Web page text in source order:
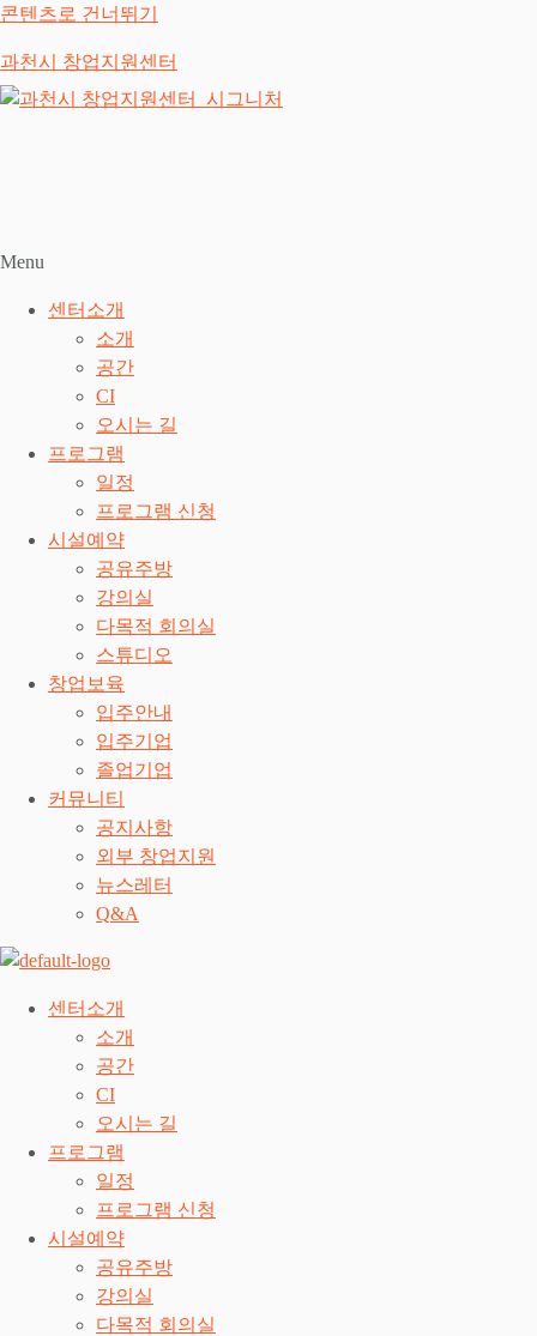
콘텐츠로 건너뛰기
과천시 창업지원센터
Menu
센터소개
소개
공간
CI
오시는 길
프로그램
일정
프로그램 신청
시설예약
공유주방
강의실
다목적 회의실
스튜디오
창업보육
입주안내
입주기업
졸업기업
커뮤니티
공지사항
외부 창업지원
뉴스레터
Q&A
센터소개
소개
공간
CI
오시는 길
프로그램
일정
프로그램 신청
시설예약
공유주방
강의실
다목적 회의실